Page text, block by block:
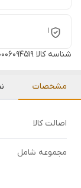
1
شناسه کالا
مشخصات
اصالت کالا
مجموعه شامل